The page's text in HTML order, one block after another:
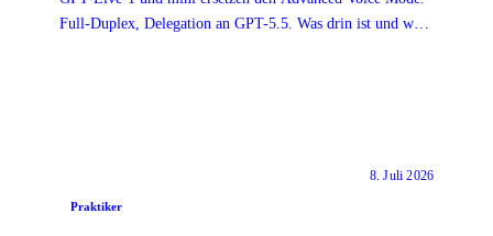
Full-Duplex, Delegation an GPT-5.5. Was drin ist und was
8. Juli 2026
Praktiker